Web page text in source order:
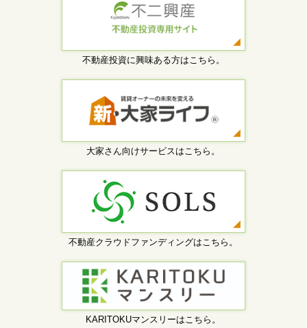
不動産投資に興味ある方はこちら。
大家さん向けサービスはこちら。
不動産クラウドファンディングはこちら。
KARITOKUマンスリーはこちら。